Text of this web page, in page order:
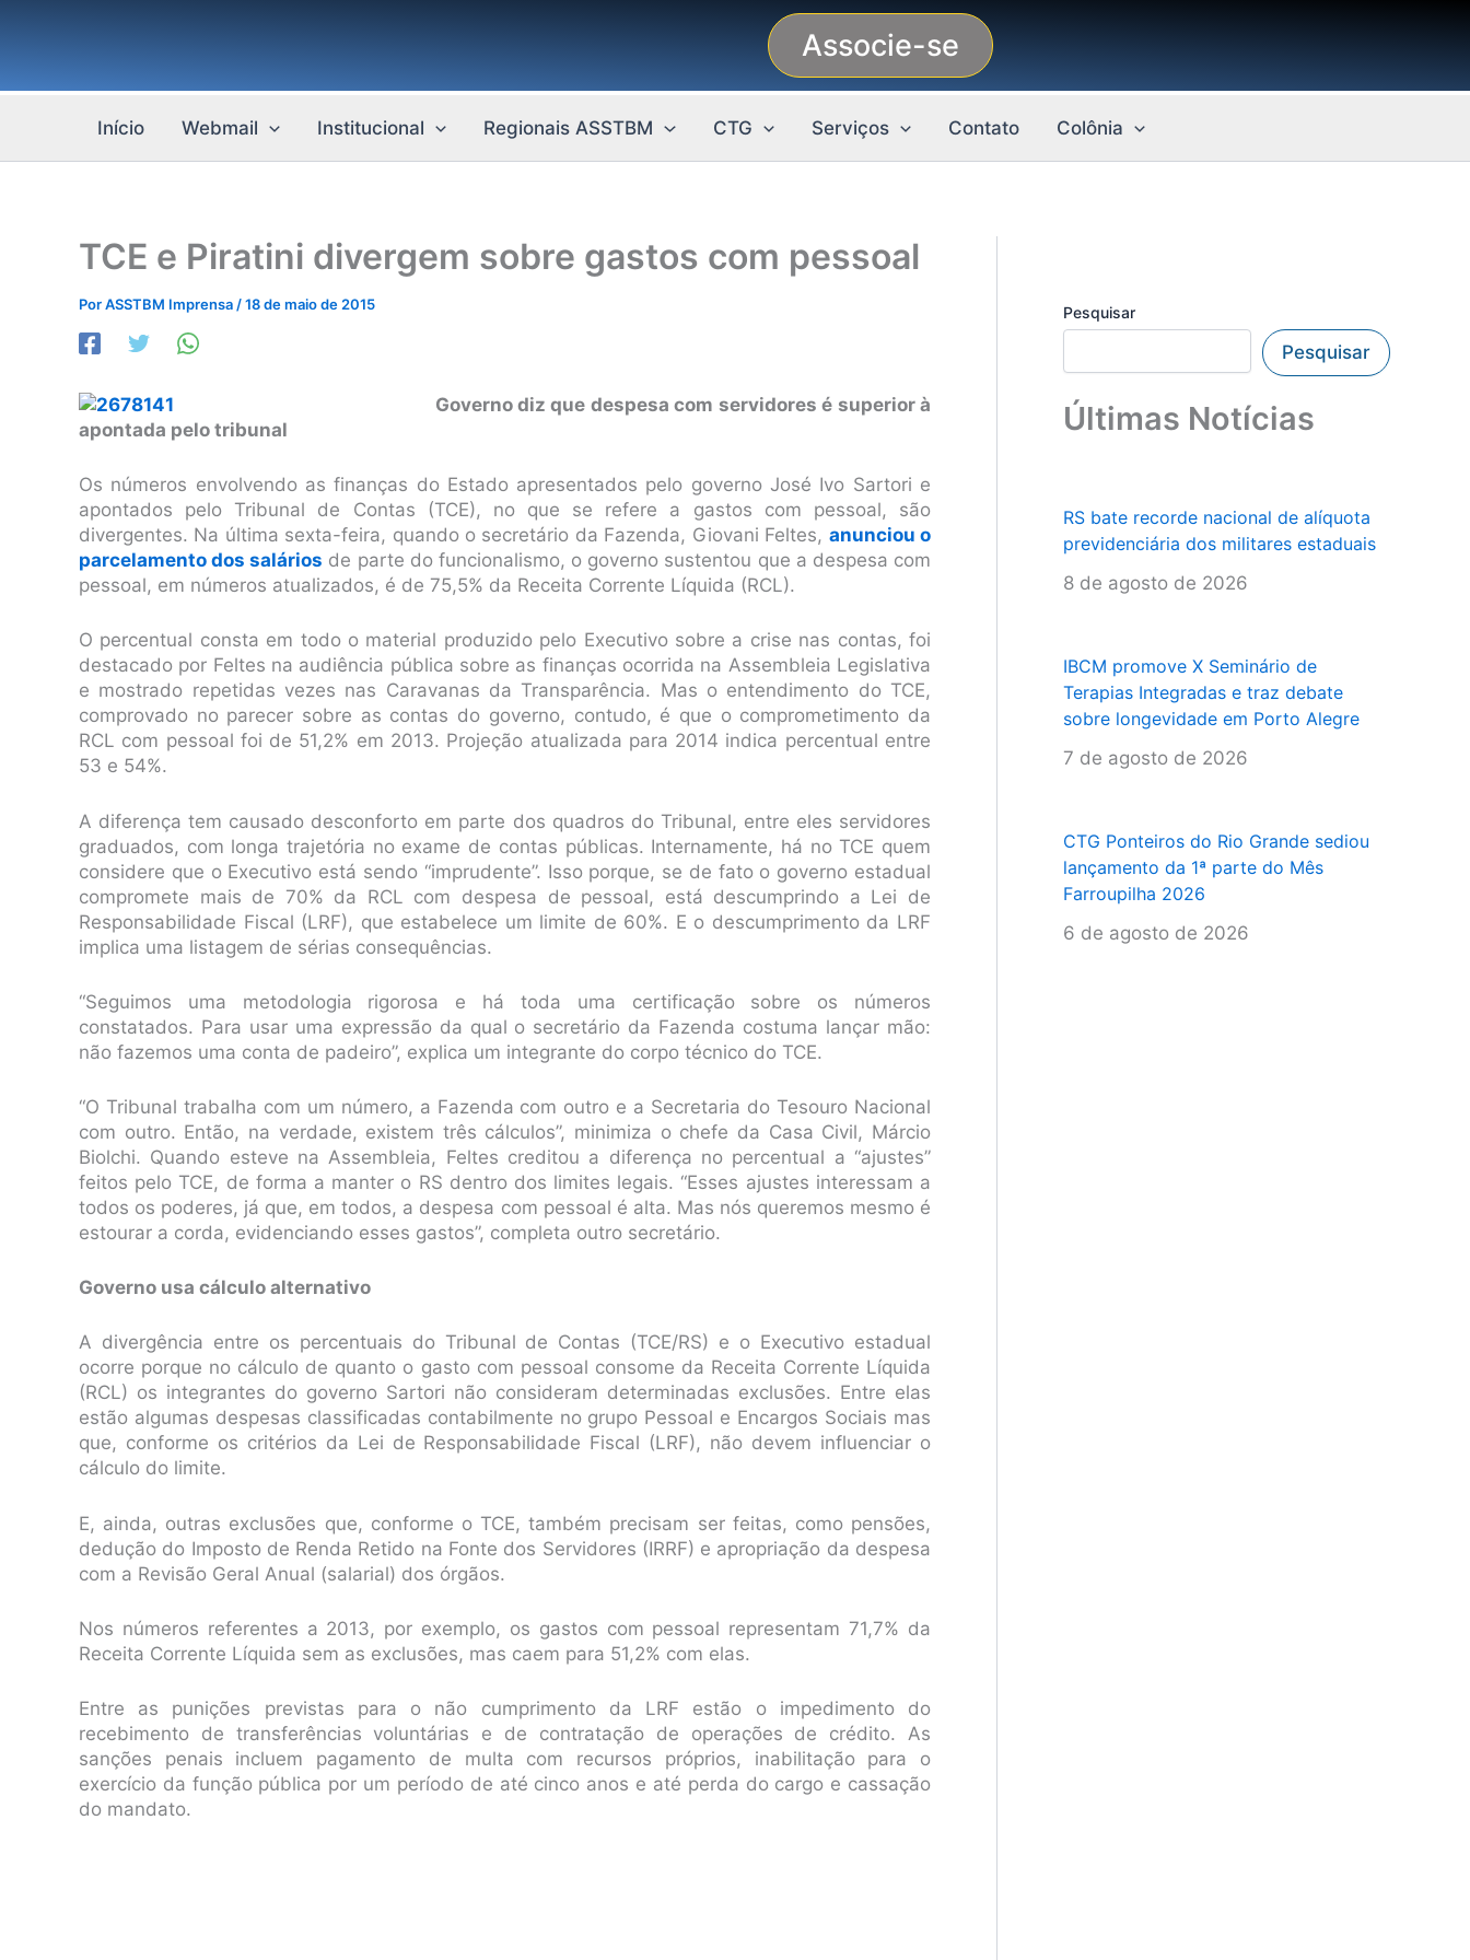
conteúdo
Associe-se
Início Webmail Institucional Regionais ASSTBM CTG Serviços Contato Colônia
TCE e Piratini divergem sobre gastos com pessoal
PorASSTBM Imprensa /18 de maio de 2015
Governo diz que despesa com servidores é superior à
apontada pelo tribunal
Os números envolvendo as finanças do Estado apresentados pelo governo José Ivo Sartori e
apontados pelo Tribunal de Contas (TCE), no que se refere a gastos com pessoal, são
divergentes. Na última sexta-feira, quando o secretário da Fazenda, Giovani Feltes, anunciou o
parcelamento dos salários de parte do funcionalismo, o governo sustentou que a despesa com
pessoal, em números atualizados, é de 75,5% da Receita Corrente Líquida (RCL).
O percentual consta em todo o material produzido pelo Executivo sobre a crise nas contas, foi
destacado por Feltes na audiência pública sobre as finanças ocorrida na Assembleia Legislativa
e mostrado repetidas vezes nas Caravanas da Transparência. Mas o entendimento do TCE,
comprovado no parecer sobre as contas do governo, contudo, é que o comprometimento da
RCL com pessoal foi de 51,2% em 2013. Projeção atualizada para 2014 indica percentual entre
53 e 54%.
A diferença tem causado desconforto em parte dos quadros do Tribunal, entre eles servidores
graduados, com longa trajetória no exame de contas públicas. Internamente, há no TCE quem
considere que o Executivo está sendo “imprudente”. Isso porque, se de fato o governo estadual
compromete mais de 70% da RCL com despesa de pessoal, está descumprindo a Lei de
Responsabilidade Fiscal (LRF), que estabelece um limite de 60%. E o descumprimento da LRF
implica uma listagem de sérias consequências.
“Seguimos uma metodologia rigorosa e há toda uma certificação sobre os números
constatados. Para usar uma expressão da qual o secretário da Fazenda costuma lançar mão:
não fazemos uma conta de padeiro”, explica um integrante do corpo técnico do TCE.
“O Tribunal trabalha com um número, a Fazenda com outro e a Secretaria do Tesouro Nacional
com outro. Então, na verdade, existem três cálculos”, minimiza o chefe da Casa Civil, Márcio
Biolchi. Quando esteve na Assembleia, Feltes creditou a diferença no percentual a “ajustes”
feitos pelo TCE, de forma a manter o RS dentro dos limites legais. “Esses ajustes interessam a
todos os poderes, já que, em todos, a despesa com pessoal é alta. Mas nós queremos mesmo é
estourar a corda, evidenciando esses gastos”, completa outro secretário.
Governo usa cálculo alternativo
A divergência entre os percentuais do Tribunal de Contas (TCE/RS) e o Executivo estadual
ocorre porque no cálculo de quanto o gasto com pessoal consome da Receita Corrente Líquida
(RCL) os integrantes do governo Sartori não consideram determinadas exclusões. Entre elas
estão algumas despesas classificadas contabilmente no grupo Pessoal e Encargos Sociais mas
que, conforme os critérios da Lei de Responsabilidade Fiscal (LRF), não devem influenciar o
cálculo do limite.
E, ainda, outras exclusões que, conforme o TCE, também precisam ser feitas, como pensões,
dedução do Imposto de Renda Retido na Fonte dos Servidores (IRRF) e apropriação da despesa
com a Revisão Geral Anual (salarial) dos órgãos.
Nos números referentes a 2013, por exemplo, os gastos com pessoal representam 71,7% da
Receita Corrente Líquida sem as exclusões, mas caem para 51,2% com elas.
Entre as punições previstas para o não cumprimento da LRF estão o impedimento do
recebimento de transferências voluntárias e de contratação de operações de crédito. As
sanções penais incluem pagamento de multa com recursos próprios, inabilitação para o
exercício da função pública por um período de até cinco anos e até perda do cargo e cassação
do mandato.
Pesquisar
Pesquisar
Últimas Notícias
RS bate recorde nacional de alíquota
previdenciária dos militares estaduais
8 de agosto de 2026
IBCM promove X Seminário de
Terapias Integradas e traz debate
sobre longevidade em Porto Alegre
7 de agosto de 2026
CTG Ponteiros do Rio Grande sediou
lançamento da 1ª parte do Mês
Farroupilha 2026
6 de agosto de 2026